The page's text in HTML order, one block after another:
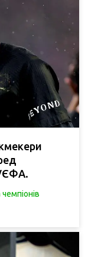
чемпіонів